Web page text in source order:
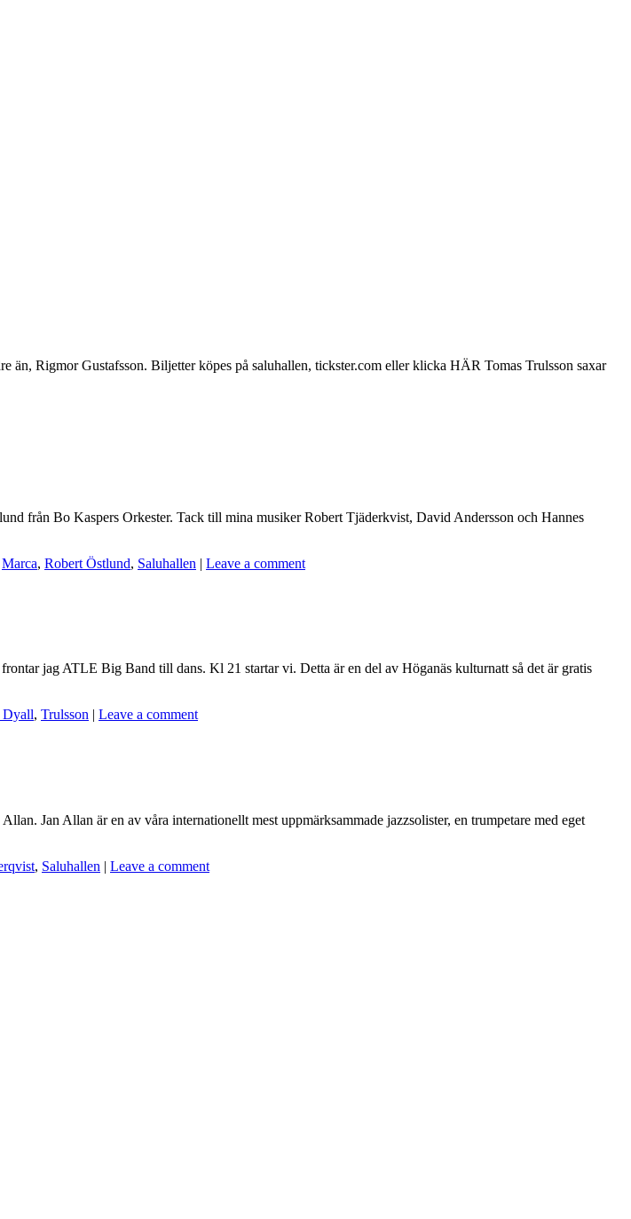
än, Rigmor Gustafsson. Biljetter köpes på saluhallen, tickster.com eller klicka HÄR Tomas Trulsson saxar
från Bo Kaspers Orkester. Tack till mina musiker Robert Tjäderkvist, David Andersson och Hannes
Marca, Robert Östlund, Saluhallen | Leave a comment
jag ATLE Big Band till dans. Kl 21 startar vi. Detta är en del av Höganäs kulturnatt så det är gratis
Dyall, Trulsson | Leave a comment
Jan Allan är en av våra internationellt mest uppmärksammade jazzsolister, en trumpetare med eget
, Saluhallen | Leave a comment